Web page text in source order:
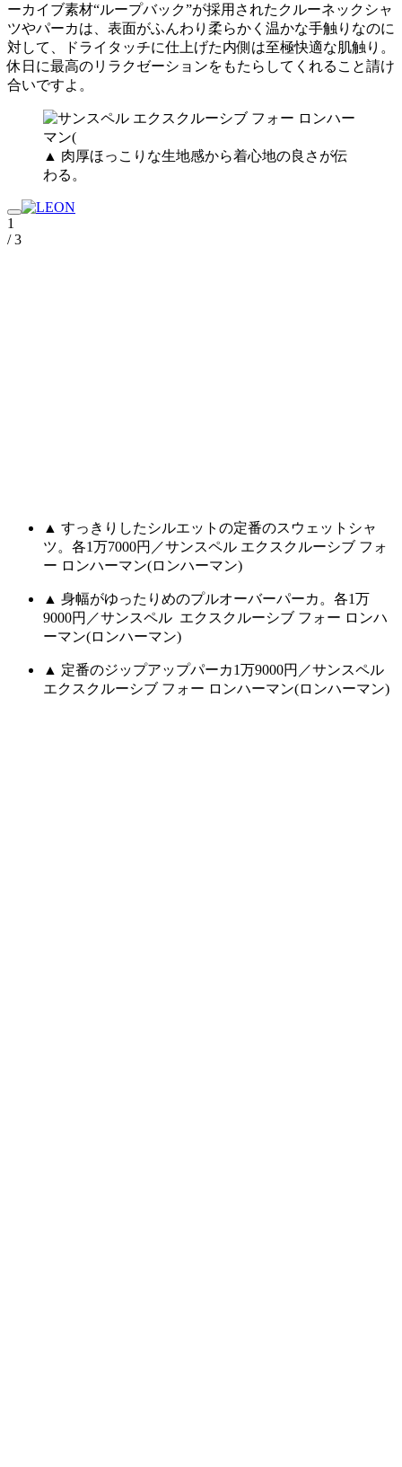
ーカイブ素材“ループバック”が採用されたクルーネックシャ
ツやパーカは、表面がふんわり柔らかく温かな手触りなのに
対して、ドライタッチに仕上げた内側は至極快適な肌触り。
休日に最高のリラクゼーションをもたらしてくれること請け
合いですよ。
▲ 肉厚ほっこりな生地感から着心地の良さが伝
わる。
1
/ 3
▲ すっきりしたシルエットの定番のスウェットシャ
ツ。各1万7000円／サンスペル エクスクルーシブ フォ
ー ロンハーマン(ロンハーマン)
▲ 身幅がゆったりめのプルオーバーパーカ。各1万
9000円／サンスペル エクスクルーシブ フォー ロンハ
ーマン(ロンハーマン)
▲ 定番のジップアップパーカ1万9000円／サンスペル
エクスクルーシブ フォー ロンハーマン(ロンハーマン)